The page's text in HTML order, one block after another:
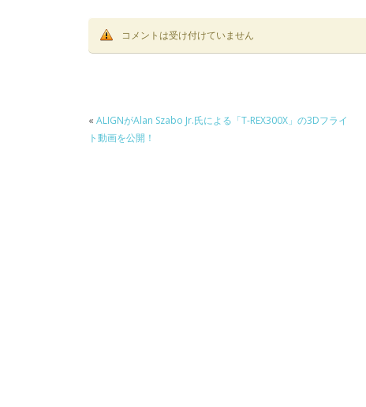
コメントは受け付けていません
« ALIGNがAlan Szabo Jr.氏による「T-REX300X」の3Dフライ
ト動画を公開！